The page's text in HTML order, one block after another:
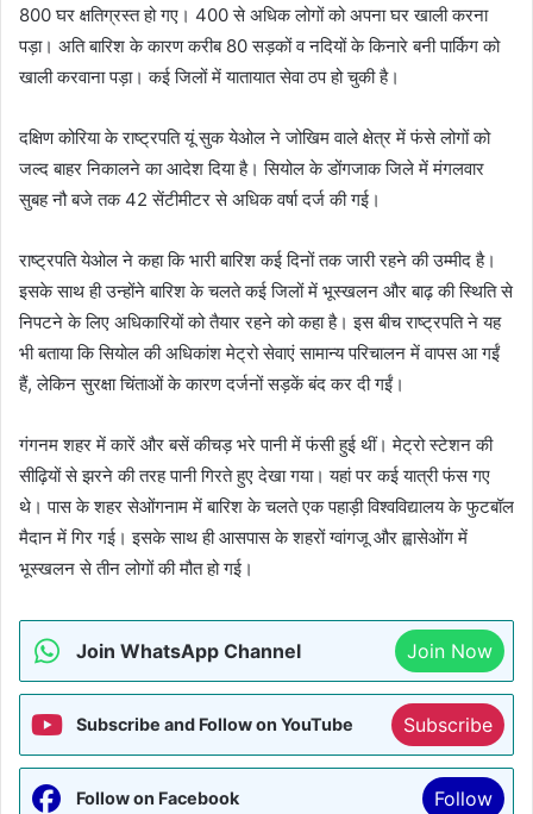
800 घर क्षतिग्रस्त हो गए। 400 से अधिक लोगों को अपना घर खाली करना
पड़ा। अति बारिश के कारण करीब 80 सड़कों व नदियों के किनारे बनी पार्किग को
खाली करवाना पड़ा। कई जिलों में यातायात सेवा ठप हो चुकी है।
दक्षिण कोरिया के राष्ट्रपति यूं सुक येओल ने जोखिम वाले क्षेत्र में फंसे लोगों को
जल्द बाहर निकालने का आदेश दिया है। सियोल के डोंगजाक जिले में मंगलवार
सुबह नौ बजे तक 42 सेंटीमीटर से अधिक वर्षा दर्ज की गई।
राष्ट्रपति येओल ने कहा कि भारी बारिश कई दिनों तक जारी रहने की उम्मीद है।
इसके साथ ही उन्होंने बारिश के चलते कई जिलों में भूस्खलन और बाढ़ की स्थिति से
निपटने के लिए अधिकारियों को तैयार रहने को कहा है। इस बीच राष्ट्रपति ने यह
भी बताया कि सियोल की अधिकांश मेट्रो सेवाएं सामान्य परिचालन में वापस आ गईं
हैं, लेकिन सुरक्षा चिंताओं के कारण दर्जनों सड़कें बंद कर दी गईं।
गंगनम शहर में कारें और बसें कीचड़ भरे पानी में फंसी हुई थीं। मेट्रो स्टेशन की
सीढ़ियों से झरने की तरह पानी गिरते हुए देखा गया। यहां पर कई यात्री फंस गए
थे। पास के शहर सेओंगनाम में बारिश के चलते एक पहाड़ी विश्वविद्यालय के फुटबॉल
मैदान में गिर गई। इसके साथ ही आसपास के शहरों ग्वांगजू और ह्वासेओंग में
भूस्खलन से तीन लोगों की मौत हो गई।
Join WhatsApp Channel Join Now
Subscribe and Follow on YouTube Subscribe
Follow on Facebook Follow